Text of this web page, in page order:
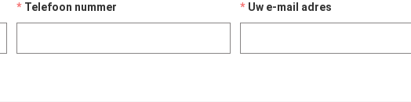
Telefoon nummer Uw e-mail adres